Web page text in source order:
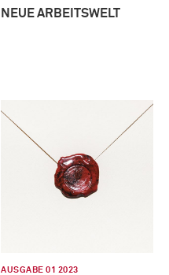
NEUE ARBEITSWELT
AUSGABE 01 2023